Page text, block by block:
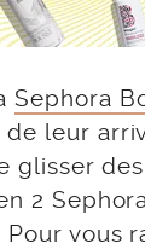
Sephora
leur
glisser
2
vous